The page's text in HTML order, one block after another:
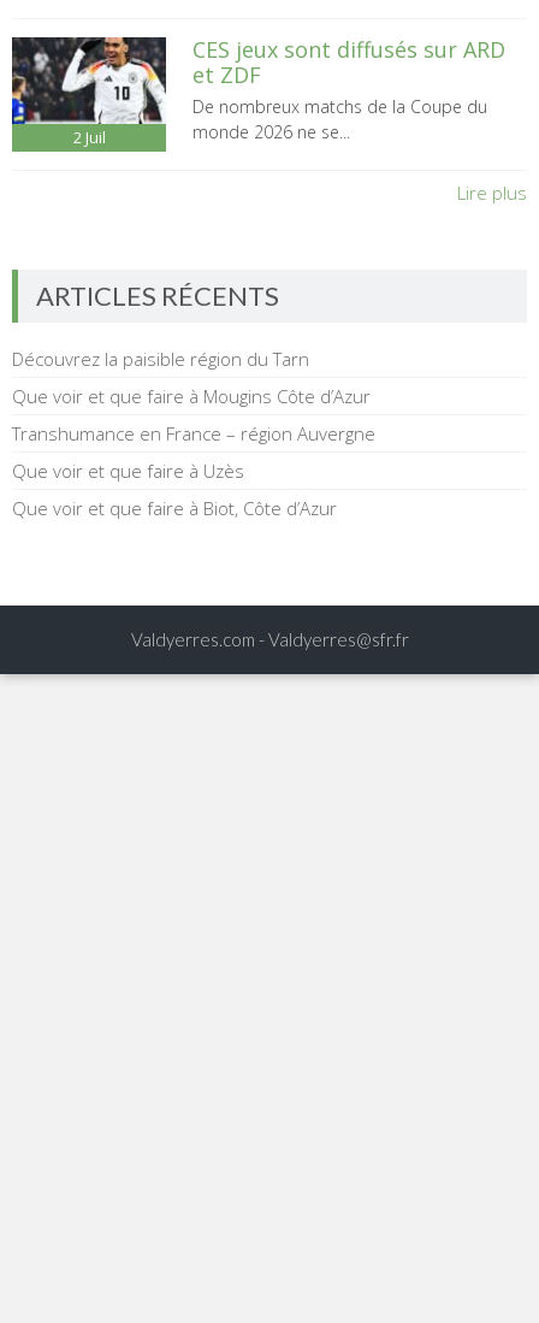
2 Juil
CES jeux sont diffusés sur ARD
et ZDF
De nombreux matchs de la Coupe du
monde 2026 ne se...
Lire plus
ARTICLES RÉCENTS
Découvrez la paisible région du Tarn
Que voir et que faire à Mougins Côte d’Azur
Transhumance en France – région Auvergne
Que voir et que faire à Uzès
Que voir et que faire à Biot, Côte d’Azur
Valdyerres.com -Valdyerres@sfr.fr